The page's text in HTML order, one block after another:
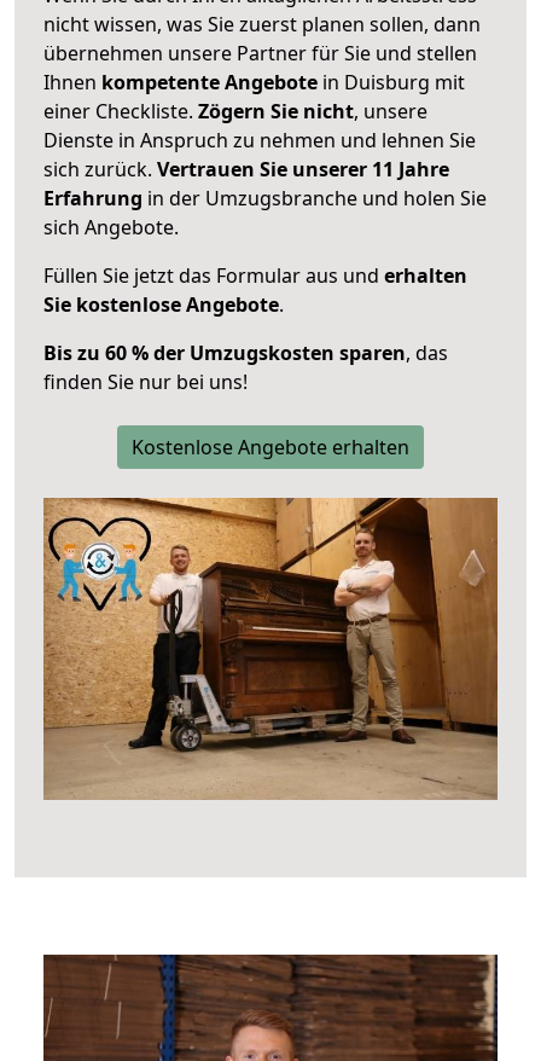
nicht wissen, was Sie zuerst planen sollen, dann
übernehmen unsere Partner für Sie und stellen
Ihnen kompetente Angebote in Duisburg mit
einer Checkliste. Zögern Sie nicht, unsere
Dienste in Anspruch zu nehmen und lehnen Sie
sich zurück. Vertrauen Sie unserer 11 Jahre
Erfahrung in der Umzugsbranche und holen Sie
sich Angebote.
Füllen Sie jetzt das Formular aus und erhalten
Sie kostenlose Angebote.
Bis zu 60 % der Umzugskosten sparen, das
finden Sie nur bei uns!
Kostenlose Angebote erhalten